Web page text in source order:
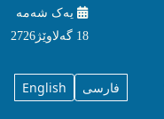
یه‌ک شه‌مه‌
18 گه‌لاوێژ2726
English فارسی